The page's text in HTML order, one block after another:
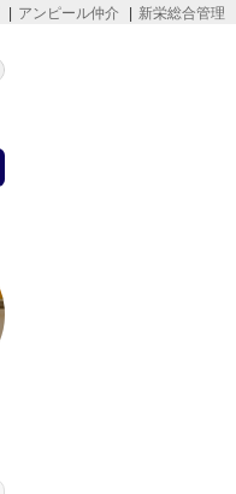
アンピール仲介 新栄総合管理